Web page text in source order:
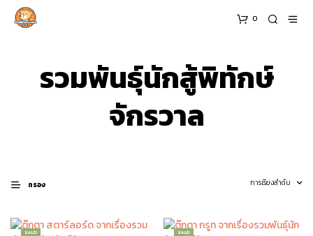
0
รวมพันธุ์นักสู้พิทักษ์
จักรวาล
กรอง
SALE! SALE!